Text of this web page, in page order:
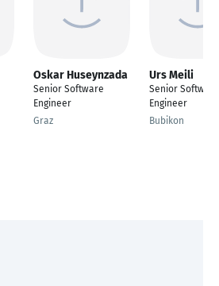
Oskar Huseynzada
Senior Software
Engineer
Graz
Urs Meili
Senior Software
Engineer
Bubikon